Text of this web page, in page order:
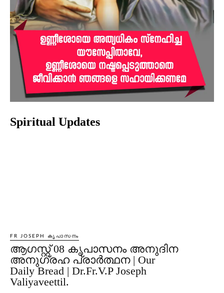
Spiritual Updates
FR JOSEPH കൃപാസനം
ആഗസ്റ്റ് 08 കൃപാസനം അനുദിന
അനുഗ്രഹ പ്രാർത്ഥന | Our
Daily Bread | Dr.Fr.V.P Joseph
Valiyaveettil.